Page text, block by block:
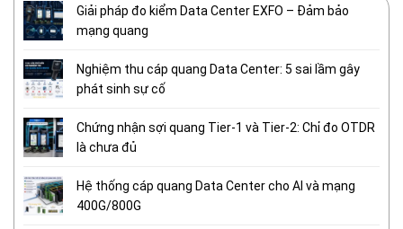
Giải pháp đo kiểm Data Center EXFO – Đảm bảo
mạng quang
Nghiệm thu cáp quang Data Center: 5 sai lầm gây
phát sinh sự cố
Chứng nhận sợi quang Tier-1 và Tier-2: Chỉ đo OTDR
là chưa đủ
Hệ thống cáp quang Data Center cho AI và mạng
400G/800G